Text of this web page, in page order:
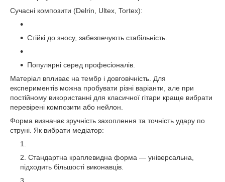
Сучасні композити (Delrin, Ultex, Tortex):
Стійкі до зносу, забезпечують стабільність.
Популярні серед професіоналів.
Матеріал впливає на тембр і довговічність. Для
експериментів можна пробувати різні варіанти, але при
постійному використанні для класичної гітари краще вибрати
перевірені композити або нейлон.
Форма визначає зручність захоплення та точність удару по
струні. Як вибрати медіатор:
Стандартна краплевидна форма — універсальна,
підходить більшості виконавців.